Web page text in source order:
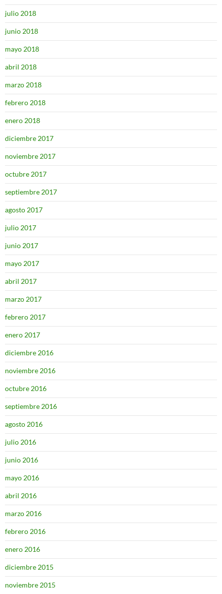
julio 2018
junio 2018
mayo 2018
abril 2018
marzo 2018
febrero 2018
enero 2018
diciembre 2017
noviembre 2017
octubre 2017
septiembre 2017
agosto 2017
julio 2017
junio 2017
mayo 2017
abril 2017
marzo 2017
febrero 2017
enero 2017
diciembre 2016
noviembre 2016
octubre 2016
septiembre 2016
agosto 2016
julio 2016
junio 2016
mayo 2016
abril 2016
marzo 2016
febrero 2016
enero 2016
diciembre 2015
noviembre 2015